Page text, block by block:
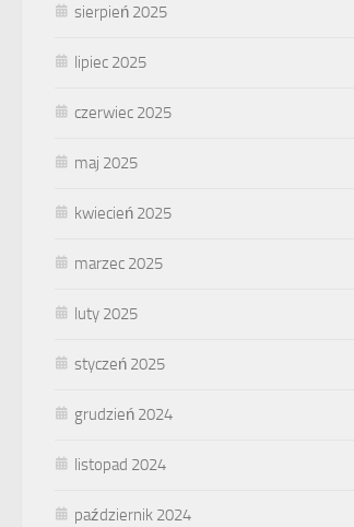
sierpień 2025
lipiec 2025
czerwiec 2025
maj 2025
kwiecień 2025
marzec 2025
luty 2025
styczeń 2025
grudzień 2024
listopad 2024
październik 2024